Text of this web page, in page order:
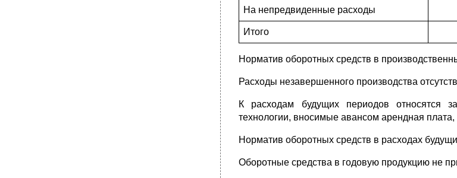
На непредвиденные расходы
Итого
Норматив оборотных средств в
Расходы незавершенного производства
К расходам будущих периодов относятся
технологии, вносимые авансом арендная
Норматив оборотных средств в расходах
Оборотные средства в годовую продукцию не